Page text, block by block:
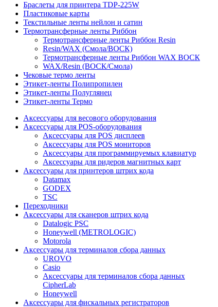
Браслеты для принтера TDP-225W
Пластиковые карты
Текстильные ленты нейлон и сатин
Термотрансферные ленты Риббон
Термотрансферные ленты Риббон Resin
Resin/WAX (Смола/ВОСК)
Термотрансферные ленты Риббон WAX ВОСК
WAX/Resin (ВОСК/Смола)
Чековые термо ленты
Этикет-ленты Полипропилен
Этикет-ленты Полуглянец
Этикет-ленты Термо
Аксессуары для весового оборудования
Аксессуары для POS-оборудования
Аксессуары для POS дисплеев
Аксессуары для POS мониторов
Аксессуары для программируемых клавиатур
Аксессуары для ридеров магнитных карт
Аксессуары для принтеров штрих кода
Datamax
GODEX
TSC
Переходники
Аксессуары для сканеров штрих кода
Datalogic PSC
Honeywell (METROLOGIC)
Motorola
Аксессуары для терминалов сбора данных
UROVO
Casio
Аксессуары для терминалов сбора данных
CipherLab
Honeywell
Аксессуары для фискальных регистраторов